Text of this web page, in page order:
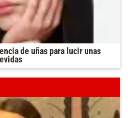
de uñas para lucir unas